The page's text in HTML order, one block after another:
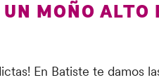
MOÑO ALTO
En Batiste te damos